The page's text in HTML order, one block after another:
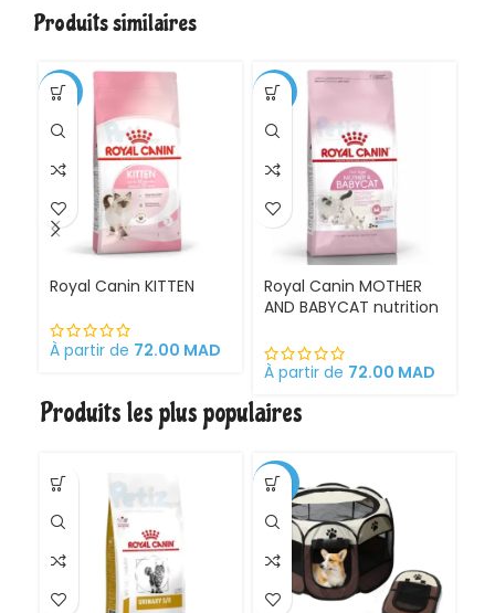
Produits similaires
-1%
Royal Canin KITTEN
À partir de 72.00 MAD
-11%
Royal Canin MOTHER
AND BABYCAT nutrition
et ses chatons
Croquettes pour
gestantes/allaitantes
À partir de 72.00 MAD
Produits les plus populaires
-30%